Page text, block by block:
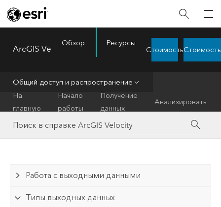
ArcGIS Velocity
Обзор Ресурсы
СтоимостьСтоимость
Общий доступ и распространение
На
главную
Начало
работы
Получение
данных
Анализировать
Работа с выходными данными
Типы выходных данных